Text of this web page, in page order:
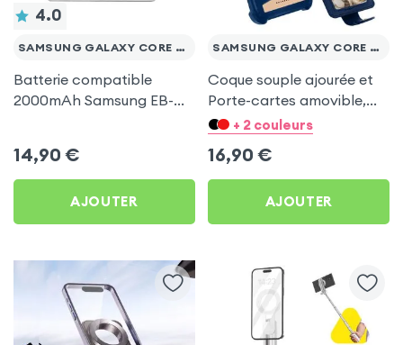
4.0
SAMSUNG GALAXY CORE PRIME VE
Batterie compatible
2000mAh Samsung EB-
14,90 €
AJOUTER
SAMSUNG GALAXY CORE PRIME VE
Coque souple ajourée et
Porte-cartes amovible,
avec languette
Samsung Galaxy Core
Prime VE
+ 2 couleurs
16,90 €
AJOUTER